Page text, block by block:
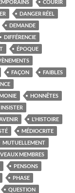
COURIR
DANGER RÉEL
DEMANDE
DIFFÉRENCIE
ÉPOQUE
FAÇON
FAIBLES
HONNÊTES
INSISTER
L'HISTOIRE
MÉDIOCRITE
MUTUELLEMENT
MEMBRES
PENSONS
PHASE
QUESTION